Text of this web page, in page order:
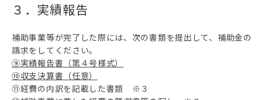
３．実績報告
補助事業等が完了した際には、次の書類を提出して、補助金の
請求をしてください。
⑨実績報告書（第４号様式）
⑩収支決算書（任意）
⑪経費の内訳を記載した書類 ※３